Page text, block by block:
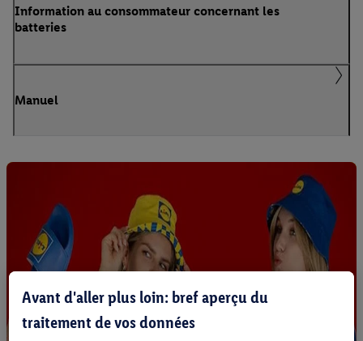
Information au consommateur concernant les
batteries
Manuel
Avant d'aller plus loin: bref aperçu du
traitement de vos données